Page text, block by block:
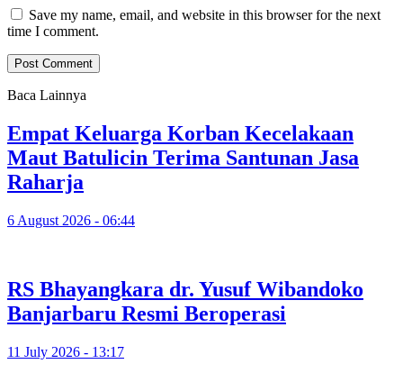
Save my name, email, and website in this browser for the next
time I comment.
Baca Lainnya
Empat Keluarga Korban Kecelakaan
Maut Batulicin Terima Santunan Jasa
Raharja
6 August 2026 - 06:44
RS Bhayangkara dr. Yusuf Wibandoko
Banjarbaru Resmi Beroperasi
11 July 2026 - 13:17